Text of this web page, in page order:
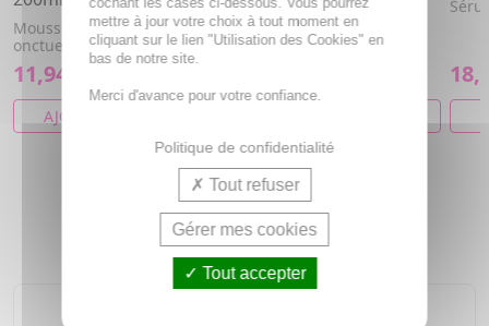
Mousse nettoyante
onctueuse et légère
11,94€
AJOUTER AU PANIER
Pour une peau souple et
hydratée
NOS COUPS DE COEUR
mettre à jour votre choix à tout moment en
cliquant sur le lien "Utilisation des Cookies" en
bas de notre site.
Merci d'avance pour votre confiance.
Politique de confidentialité
Tout refuser
Gérer mes cookies
Tout accepter